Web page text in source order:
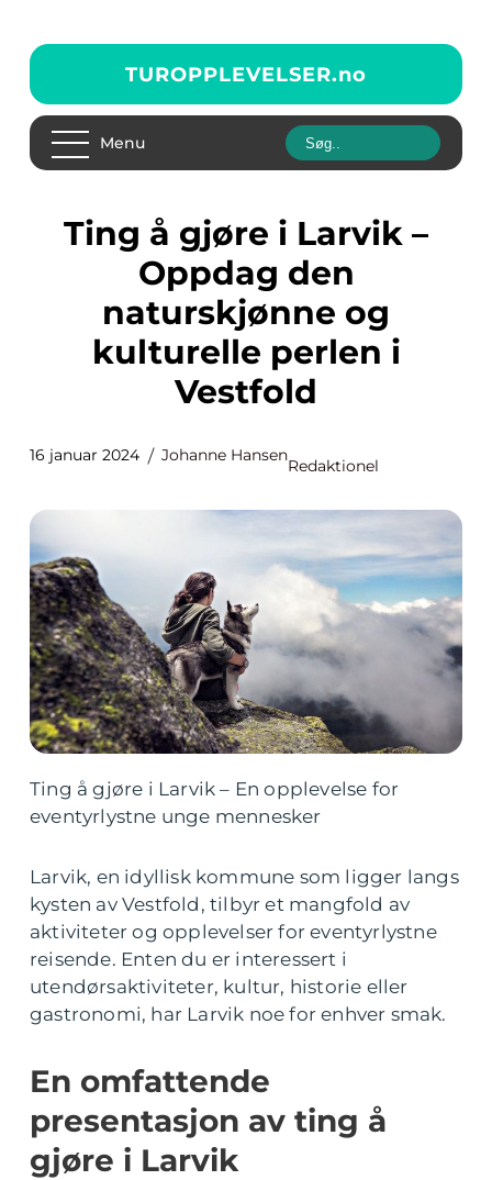
TUROPPLEVELSER.no
Menu
Ting å gjøre i Larvik –
Oppdag den
naturskjønne og
kulturelle perlen i
Vestfold
16 januar 2024 Johanne Hansen
Redaktionel
Ting å gjøre i Larvik – En opplevelse for
eventyrlystne unge mennesker
Larvik, en idyllisk kommune som ligger langs
kysten av Vestfold, tilbyr et mangfold av
aktiviteter og opplevelser for eventyrlystne
reisende. Enten du er interessert i
utendørsaktiviteter, kultur, historie eller
gastronomi, har Larvik noe for enhver smak.
En omfattende
presentasjon av ting å
gjøre i Larvik